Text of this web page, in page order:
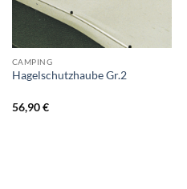
CAMPING
Hagelschutzhaube Gr.2
56,90€